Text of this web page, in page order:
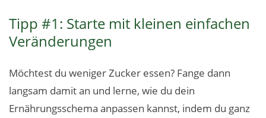
Tipp #1: Starte mit kleinen einfachen
Veränderungen
Möchtest du weniger Zucker essen? Fange dann
langsam damit an und lerne, wie du dein
Ernährungsschema anpassen kannst, indem du ganz